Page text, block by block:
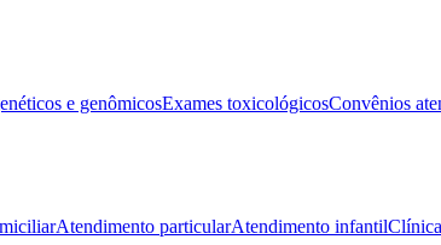
e genômicosExames toxicológicosConvênios
Atendimento particularAtendimento infantil